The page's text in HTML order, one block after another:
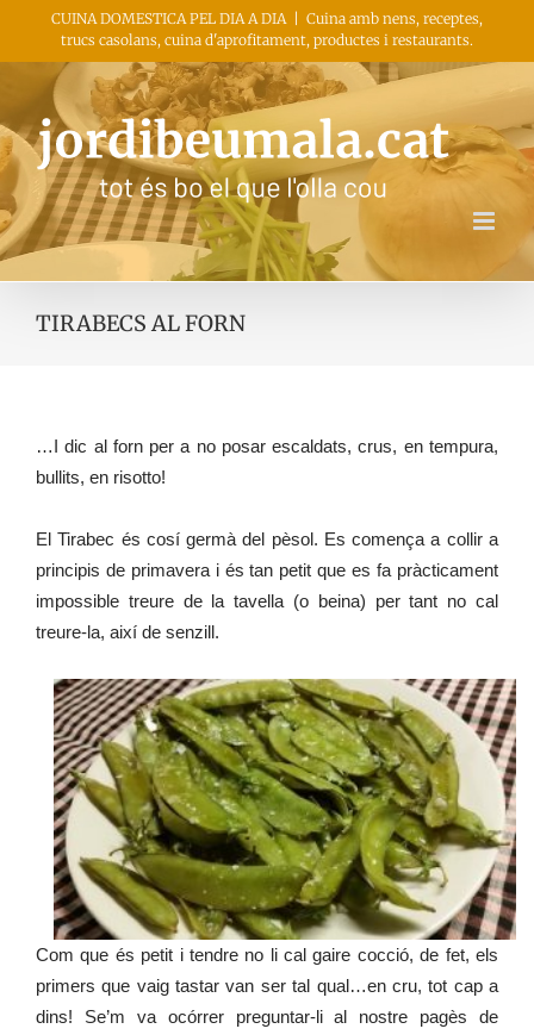
content
CUINA DOMESTICA PEL DIA A DIA
Cuina amb nens, receptes,
trucs casolans, cuina d'aprofitament, productes i restaurants.
TIRABECS AL FORN
…I dic al forn per a no posar escaldats, crus, en tempura,
bullits, en risotto!
El Tirabec és cosí germà del pèsol. Es comença a collir a
principis de primavera i és tan petit que es fa pràcticament
impossible treure de la tavella (o beina) per tant no cal
treure-la, així de senzill.
Com que és petit i tendre no li cal gaire cocció, de fet, els
primers que vaig tastar van ser tal qual…en cru, tot cap a
dins! Se’m va ocórrer preguntar-li al nostre pagès de